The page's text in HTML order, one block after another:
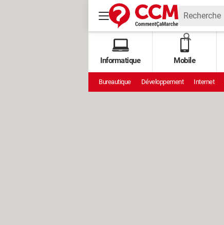
Informatique Mobile
Bureautique Développement Internet